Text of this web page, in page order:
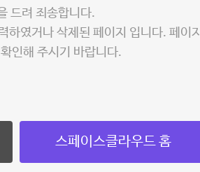
드려 죄송합니다.
하였거나 삭제된 페이지 입니다. 페이지
인해 주시기 바랍니다.
스페이스클라우드 홈